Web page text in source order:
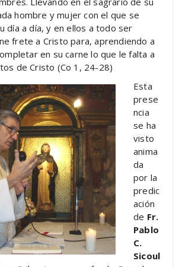
hombre y mujer con el que se
día a día, y en ellos a todo ser
frete a Cristo para, aprendiendo a
en su carne lo que le falta a
de Cristo (Co 1, 24-28)
Esta
prese
ncia
se ha
visto
anima
da
por la
predic
ación
de Fr.
Pablo
C.
Sicoul